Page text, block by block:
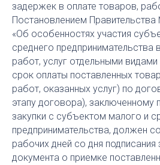
задержек в оплате товаров,
Постановлением
«Об особенностях участия
среднего предпринимательства
работ, услуг отдельными
срок оплаты поставленных
работ, оказанных услуг) по
этапу договора), заключенному
закупки с субъектом малого и
предпринимательства, должен
рабочих дней со дня подписания
документа о приемке